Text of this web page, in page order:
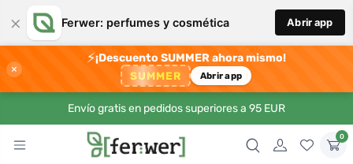
× Ferwer: perfumes y cosmética Abrir app
×
⚡¡Descuento SUMMER ahora mismo!
SUMMER Abrir app
Envío gratis en pedidos superiores a 95 EUR
0